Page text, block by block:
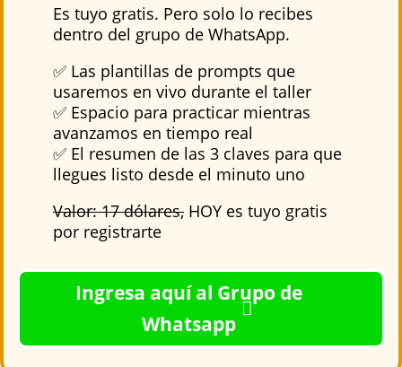
Es tuyo gratis. Pero solo lo recibes
dentro del grupo de WhatsApp.
✅ Las plantillas de prompts que
usaremos en vivo durante el taller
✅ Espacio para practicar mientras
avanzamos en tiempo real
✅ El resumen de las 3 claves para que
llegues listo desde el minuto uno
Valor: 17 dólares, HOY es tuyo gratis
por registrarte
Ingresa aquí al Grupo de
Whatsapp